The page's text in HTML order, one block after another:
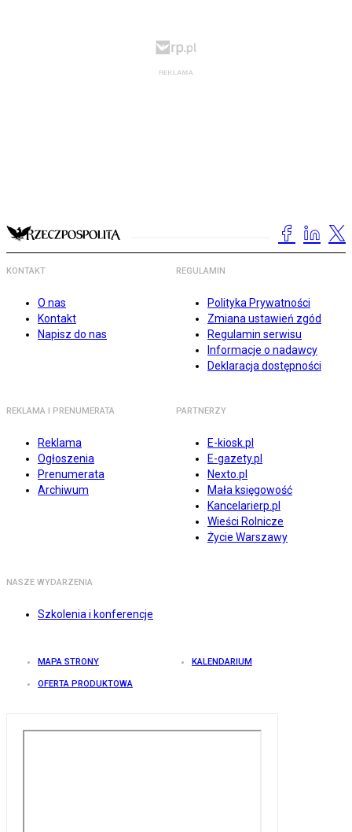
KONTAKT
O nas
Kontakt
Napisz do nas
REGULAMIN
Polityka Prywatności
Zmiana ustawień zgód
Regulamin serwisu
Informacje o nadawcy
Deklaracja dostępności
REKLAMA I PRENUMERATA
Reklama
Ogłoszenia
Prenumerata
Archiwum
PARTNERZY
E-kiosk.pl
E-gazety.pl
Nexto.pl
Mała księgowość
Kancelarierp.pl
Wieści Rolnicze
Życie Warszawy
NASZE WYDARZENIA
Szkolenia i konferencje
MAPA STRONY KALENDARIUM
OFERTA PRODUKTOWA